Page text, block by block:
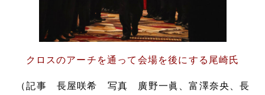
クロスのアーチを通って会場を後にする尾崎氏
（記事 長屋咲希 写真 廣野一眞、富澤奈央、長